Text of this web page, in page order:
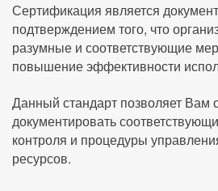
Сертификация является
подтверждением того, что
разумные и соответствующие
повышение эффективности
Данный стандарт позволяет Вам
документировать
контроля и процедуры
ресурсов.